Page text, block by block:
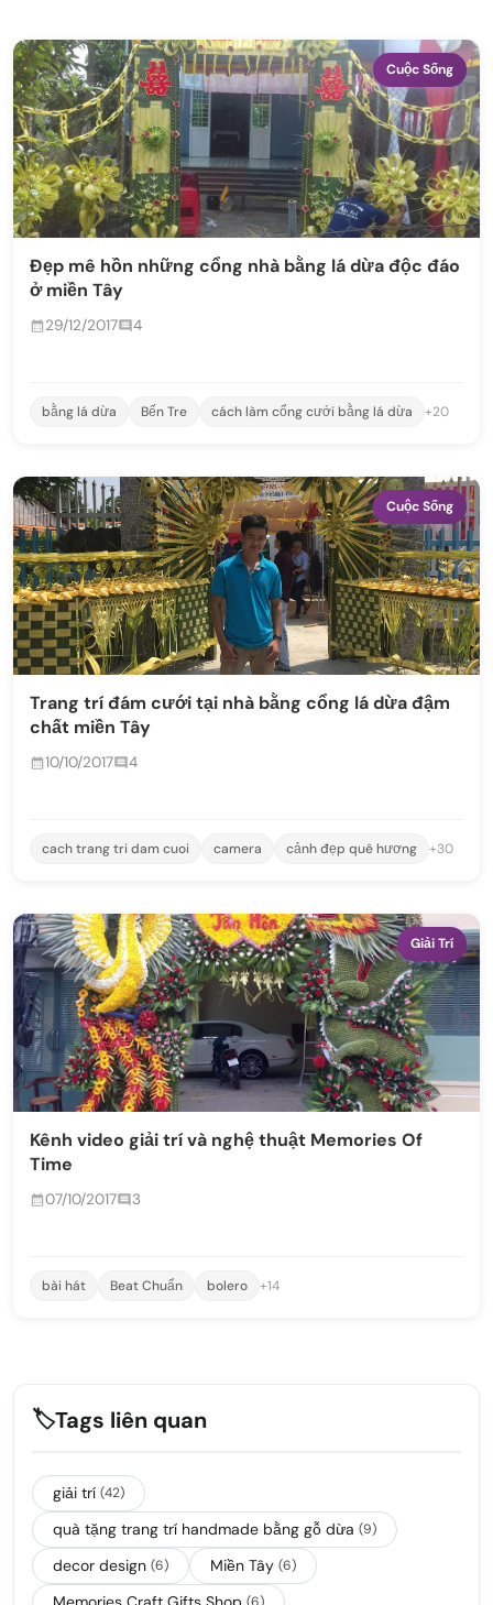
Cuộc Sống
Đẹp mê hồn những cổng nhà bằng lá dừa độc đáo
ở miền Tây
29/12/2017 4
bằng lá dừa Bến Tre cách làm cổng cưới bằng lá dừa +20
Cuộc Sống
Trang trí đám cưới tại nhà bằng cổng lá dừa đậm
chất miền Tây
10/10/2017 4
cach trang tri dam cuoi camera cảnh đẹp quê hương +30
Giải Trí
Kênh video giải trí và nghệ thuật Memories Of
Time
07/10/2017 3
bài hát Beat Chuẩn bolero +14
🏷️Tags liên quan
giải trí (42)
quà tặng trang trí handmade bằng gỗ dừa (9)
decor design (6) Miền Tây (6)